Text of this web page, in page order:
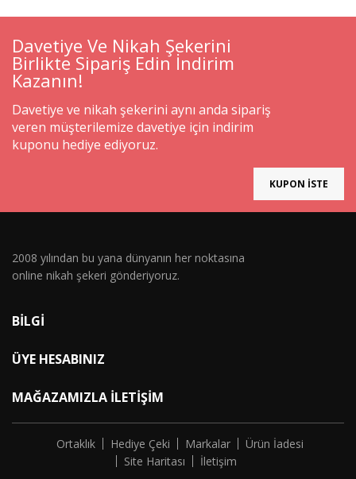
Davetiye Ve Nikah Şekerini
Birlikte Sipariş Edin İndirim
Kazanın!
Davetiye ve nikah şekerini aynı anda sipariş
veren müşterilemize davetiye için indirim
kuponu hediye ediyoruz.
KUPON İSTE
2008 yılından bu yana dünyanın her noktasına
online nikah şekeri gönderiyoruz.
BILGI
ÜYE HESABINIZ
MAĞAZAMIZLA İLETIŞIM
Ortaklık Hediye Çeki Markalar
Ürün İadesi
Site Haritası
İletişim